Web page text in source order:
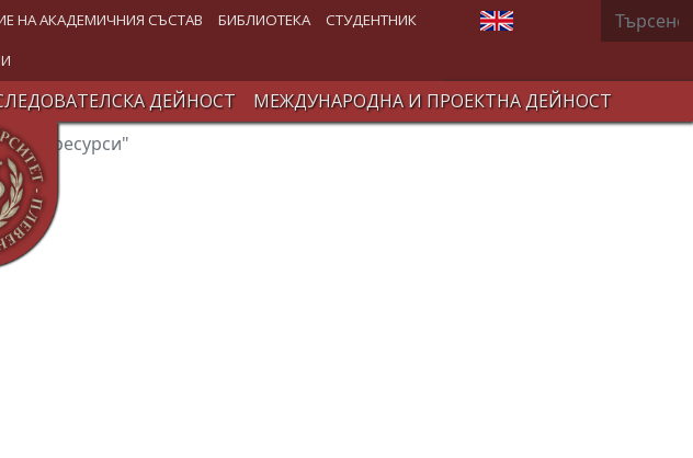
НА АКАДЕМИЧНИЯ СЪСТАВ БИБЛИОТЕКА СТУДЕНТНИК Изберете език Търсене
ДЕЙНОСТ
МЕЖДУНАРОДНА И ПРОЕКТНА ДЕЙНОСТ
ресурси"